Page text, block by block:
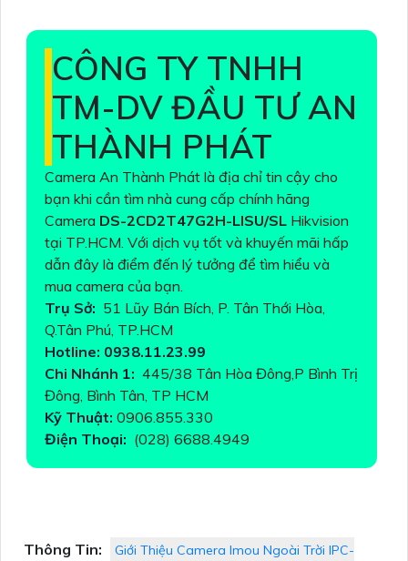
CÔNG TY TNHH
TM-DV ĐẦU TƯ AN
THÀNH PHÁT
Camera An Thành Phát là địa chỉ tin cậy cho
bạn khi cần tìm nhà cung cấp chính hãng
Camera DS-2CD2T47G2H-LISU/SL Hikvision
tại TP.HCM. Với dịch vụ tốt và khuyến mãi hấp
dẫn đây là điểm đến lý tưởng để tìm hiểu và
mua camera của bạn.
Trụ Sở: 51 Lũy Bán Bích, P. Tân Thới Hòa,
Q.Tân Phú, TP.HCM
Hotline: 0938.11.23.99
Chi Nhánh 1: 445/38 Tân Hòa Đông,P Bình Trị
Đông, Bình Tân, TP HCM
Kỹ Thuật: 0906.855.330
Điện Thoại: (028) 6688.4949
Thông Tin: Giới Thiệu Camera Imou Ngoài Trời IPC-